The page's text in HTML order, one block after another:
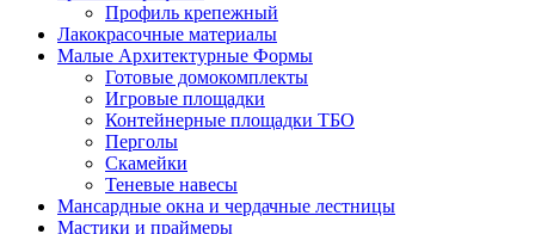
Профиль крепежный
Лакокрасочные материалы
Малые Архитектурные Формы
Готовые домокомплекты
Игровые площадки
Контейнерные площадки ТБО
Перголы
Скамейки
Теневые навесы
Мансардные окна и чердачные лестницы
Мастики и праймеры